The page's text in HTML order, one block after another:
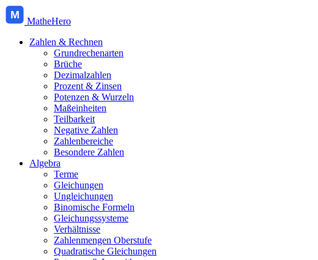
M
MatheHero
Zahlen & Rechnen
Grundrechenarten
Brüche
Dezimalzahlen
Prozent & Zinsen
Potenzen & Wurzeln
Maßeinheiten
Teilbarkeit
Negative Zahlen
Zahlenbereiche
Besondere Zahlen
Algebra
Terme
Gleichungen
Ungleichungen
Binomische Formeln
Gleichungssysteme
Verhältnisse
Zahlenmengen Oberstufe
Quadratische Gleichungen